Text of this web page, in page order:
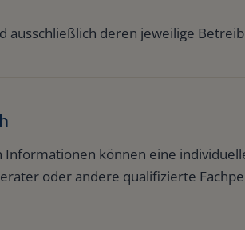
ausschließlich deren jeweilige
können eine
oder andere qualifizierte